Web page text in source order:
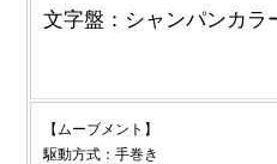
文字盤：シャンパンカラ
【ムーブメント】
駆動方式：手巻き